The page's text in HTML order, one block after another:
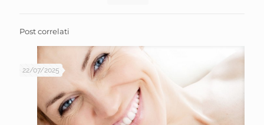
Post correlati
22/07/2025